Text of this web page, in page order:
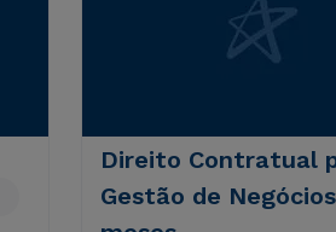
Direito Contratual
Gestão de